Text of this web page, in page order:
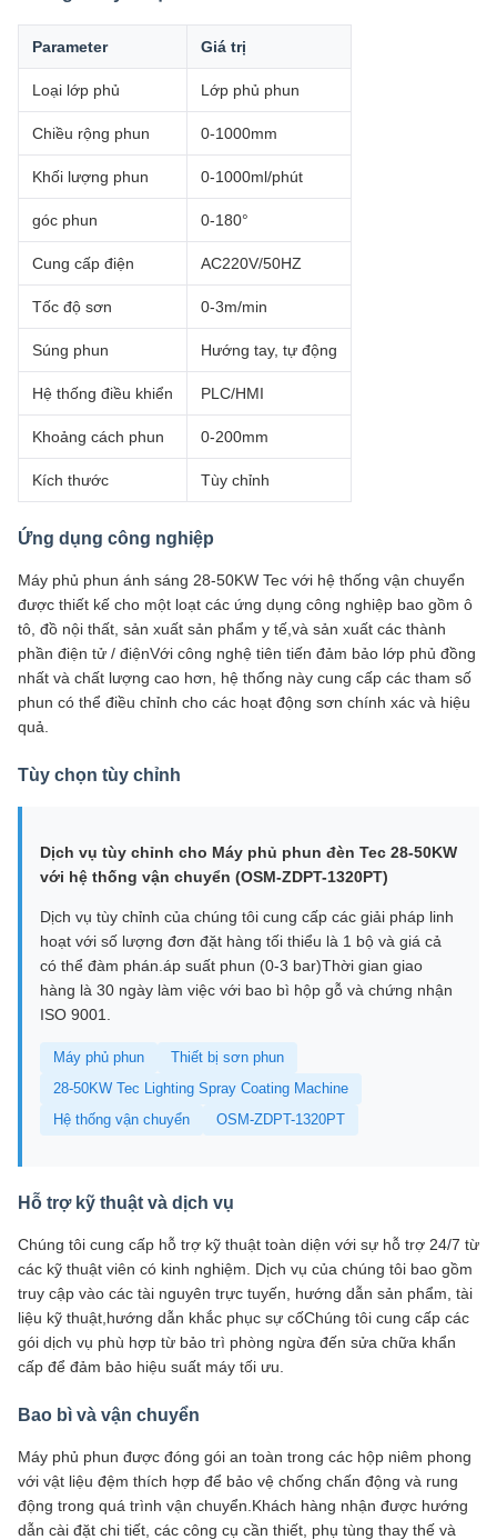
Parameter Giá trị
Loại lớp phủ Lớp phủ phun
Chiều rộng phun 0-1000mm
Khối lượng phun 0-1000ml/phút
góc phun 0-180°
Cung cấp điện AC220V/50HZ
Tốc độ sơn 0-3m/min
Súng phun Hướng tay, tự động
Hệ thống điều khiển PLC/HMI
Khoảng cách phun 0-200mm
Kích thước Tùy chỉnh
Ứng dụng công nghiệp
Máy phủ phun ánh sáng 28-50KW Tec với hệ thống vận chuyển
được thiết kế cho một loạt các ứng dụng công nghiệp bao gồm ô
tô, đồ nội thất, sản xuất sản phẩm y tế,và sản xuất các thành
phần điện tử / điệnVới công nghệ tiên tiến đảm bảo lớp phủ đồng
nhất và chất lượng cao hơn, hệ thống này cung cấp các tham số
phun có thể điều chỉnh cho các hoạt động sơn chính xác và hiệu
quả.
Tùy chọn tùy chỉnh
Dịch vụ tùy chỉnh cho Máy phủ phun đèn Tec 28-50KW
với hệ thống vận chuyển (OSM-ZDPT-1320PT)
Dịch vụ tùy chỉnh của chúng tôi cung cấp các giải pháp linh
hoạt với số lượng đơn đặt hàng tối thiểu là 1 bộ và giá cả
có thể đàm phán.áp suất phun (0-3 bar)Thời gian giao
hàng là 30 ngày làm việc với bao bì hộp gỗ và chứng nhận
ISO 9001.
Máy phủ phun
Thiết bị sơn phun
28-50KW Tec Lighting Spray Coating Machine
Hệ thống vận chuyển
OSM-ZDPT-1320PT
Hỗ trợ kỹ thuật và dịch vụ
Chúng tôi cung cấp hỗ trợ kỹ thuật toàn diện với sự hỗ trợ 24/7 từ
các kỹ thuật viên có kinh nghiệm. Dịch vụ của chúng tôi bao gồm
truy cập vào các tài nguyên trực tuyến, hướng dẫn sản phẩm, tài
liệu kỹ thuật,hướng dẫn khắc phục sự cốChúng tôi cung cấp các
gói dịch vụ phù hợp từ bảo trì phòng ngừa đến sửa chữa khẩn
cấp để đảm bảo hiệu suất máy tối ưu.
Bao bì và vận chuyển
Máy phủ phun được đóng gói an toàn trong các hộp niêm phong
với vật liệu đệm thích hợp để bảo vệ chống chấn động và rung
động trong quá trình vận chuyển.Khách hàng nhận được hướng
dẫn cài đặt chi tiết, các công cụ cần thiết, phụ tùng thay thế và